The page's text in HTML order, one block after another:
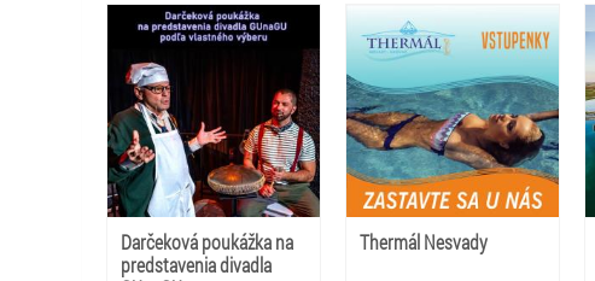
Darčeková poukážka na
predstavenia divadla
Thermál Nesvady